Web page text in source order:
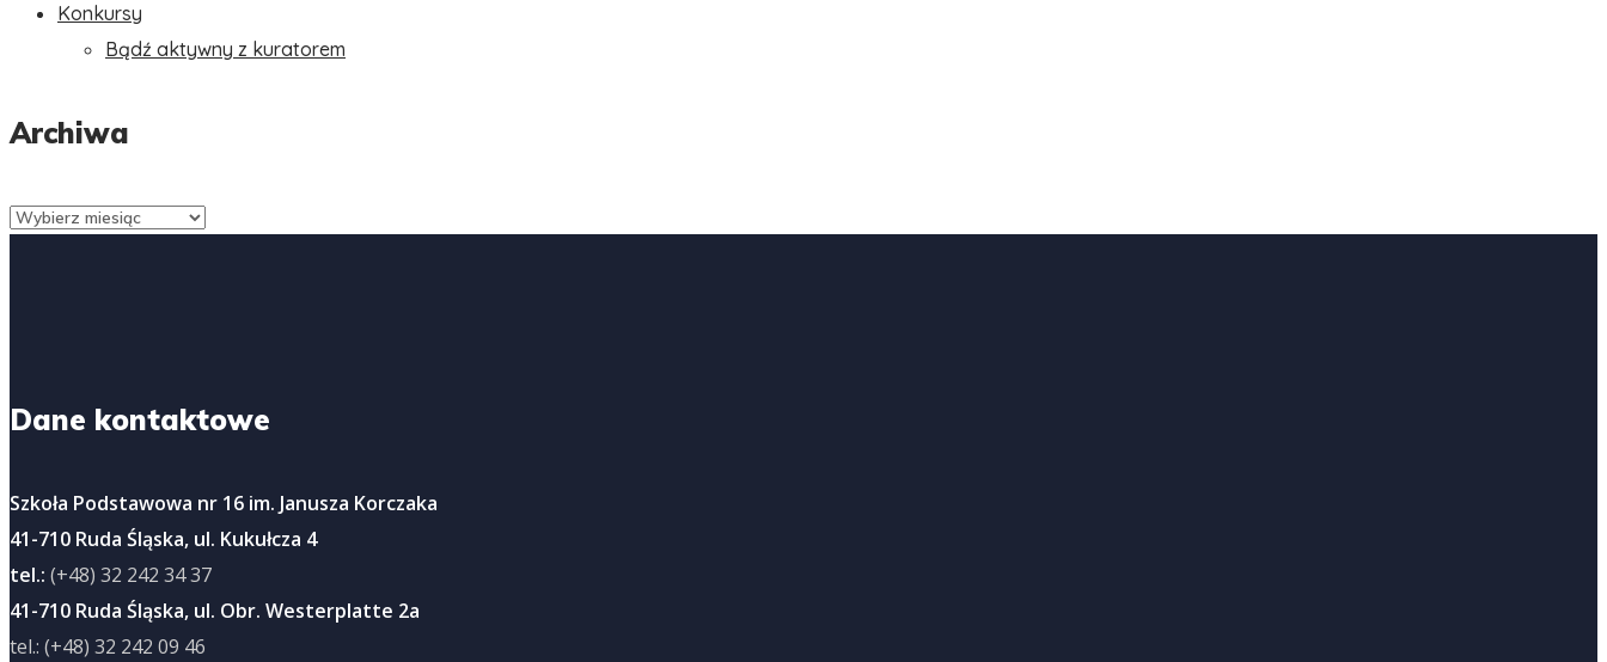
Konkursy
Bądź aktywny z kuratorem
Archiwa
Archiwa
Dane kontaktowe
Szkoła Podstawowa nr 16 im. Janusza Korczaka
41-710 Ruda Śląska, ul. Kukułcza 4
tel.: (+48) 32 242 34 37
41-710 Ruda Śląska, ul. Obr. Westerplatte 2a
tel.: (+48) 32 242 09 46